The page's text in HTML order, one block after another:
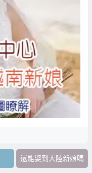
還能娶到大陸新娘嗎